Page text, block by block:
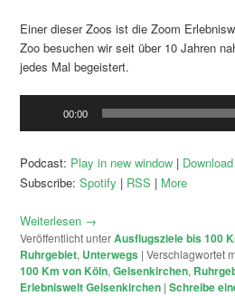
Einer dieser Zoos ist die Zoom
Zoo besuchen wir seit über 10 Jahren
jedes Mal begeistert.
00:00
Podcast: Play in new window | Download
Subscribe:Spotify | RSS | More
Weiterlesen →
Veröffentlicht unterAusflugsziele bis 100
Ruhrgebiet, Unterwegs |Verschlagwortet
100 Km von Köln,Gelsenkirchen,
Erlebniswelt Gelsenkirchen |Schreibe